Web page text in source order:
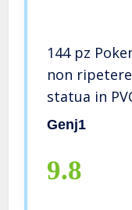
144 pz
non
statua in
decorative 2-
Genj1
9.8